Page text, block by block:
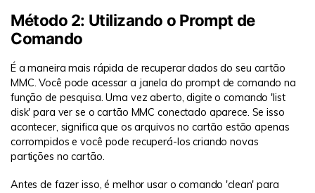
Método 2: Utilizando o Prompt de
Comando
É a maneira mais rápida de recuperar dados do seu cartão
MMC. Você pode acessar a janela do prompt de comando na
função de pesquisa. Uma vez aberto, digite o comando 'list
disk' para ver se o cartão MMC conectado aparece. Se isso
acontecer, significa que os arquivos no cartão estão apenas
corrompidos e você pode recuperá-los criando novas
partições no cartão.
Antes de fazer isso, é melhor usar o comando 'clean' para